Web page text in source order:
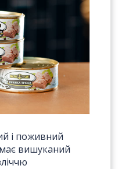
і поживний
вишуканий